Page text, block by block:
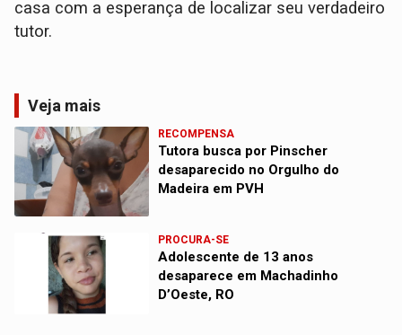
casa com a esperança de localizar seu verdadeiro
tutor.
Veja mais
RECOMPENSA
Tutora busca por Pinscher
desaparecido no Orgulho do
Madeira em PVH
PROCURA-SE
Adolescente de 13 anos
desaparece em Machadinho
D’Oeste, RO